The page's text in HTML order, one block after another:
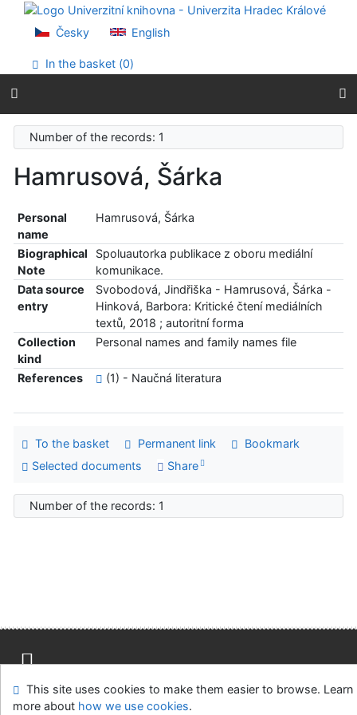
Go to content
Go to menu
Accessibility declaration
Česky English
In the basket (0)
Number of the records: 1
Hamrusová, Šárka
Personal
name
Hamrusová, Šárka
Biographical
Note
Spoluautorka publikace z oboru mediální
komunikace.
Data source
entry
Svobodová, Jindřiška - Hamrusová, Šárka -
Hinková, Barbora: Kritické čtení mediálních
textů, 2018 ; autoritní forma
Collection
kind
Personal names and family names file
References (1) - Naučná literatura
To the basket Permanent link
Bookmark
Selected documents
Share
Number of the records: 1
Site map Accessibility Privacy
OpenSearch module
Feedback form
Cookie settings
This site uses cookies to make them easier to browse. Learn
more about how we use cookies.